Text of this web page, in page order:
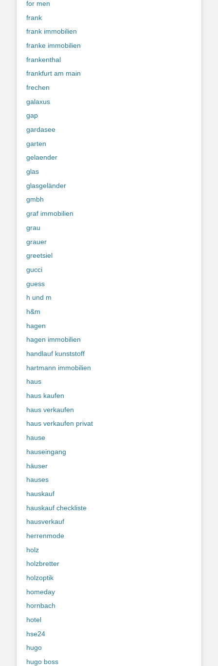
for men
frank
frank immobilien
franke immobilien
frankenthal
frankfurt am main
frechen
galaxus
gap
gardasee
garten
gelaender
glas
glasgeländer
gmbh
graf immobilien
grau
grauer
greetsiel
gucci
guess
h und m
h&m
hagen
hagen immobilien
handlauf kunststoff
hartmann immobilien
haus
haus kaufen
haus verkaufen
haus verkaufen privat
hause
hauseingang
häuser
hauses
hauskauf
hauskauf checkliste
hausverkauf
herrenmode
holz
holzbretter
holzoptik
homeday
hornbach
hotel
hse24
hugo
hugo boss